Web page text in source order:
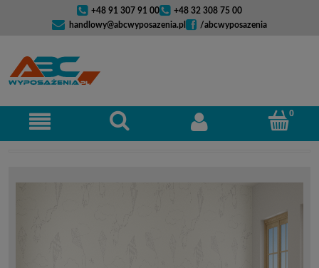
+48 91 307 91 00
+48 32 308 75 00
handlowy@abcwyposazenia.pl
/abcwyposazenia